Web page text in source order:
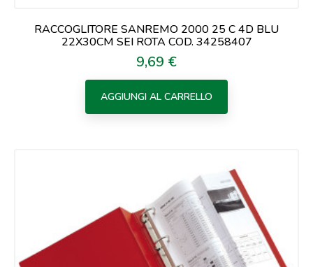
RACCOGLITORE SANREMO 2000 25 C 4D BLU
22X30CM SEI ROTA COD. 34258407
Prezzo
9,69 €
AGGIUNGI AL CARRELLO